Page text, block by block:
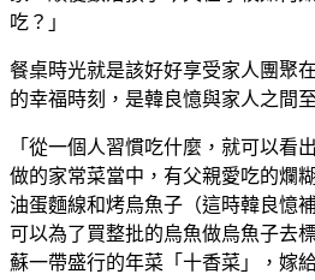
吃？」
餐桌時光就是該好好享受家人團聚
的幸福時刻，是韓良憶與家人之間
「從一個人習慣吃什麼，就可以看
做的家常菜當中，有父親愛吃的爛
油蛋麵線和烤烏魚子（這時韓良憶
可以為了買整批的烏魚做烏魚子去
蘇一帶盛行的年菜「十香菜」，嫁